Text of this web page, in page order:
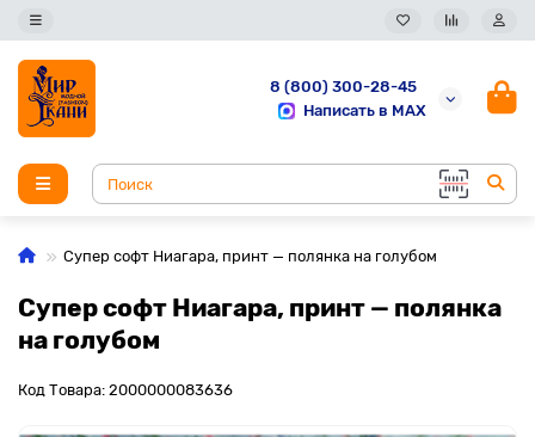
8 (800) 300-28-45
Написать в MAX
Супер софт Ниагара, принт — полянка на голубом
Супер софт Ниагара, принт — полянка
на голубом
Код Товара: 2000000083636